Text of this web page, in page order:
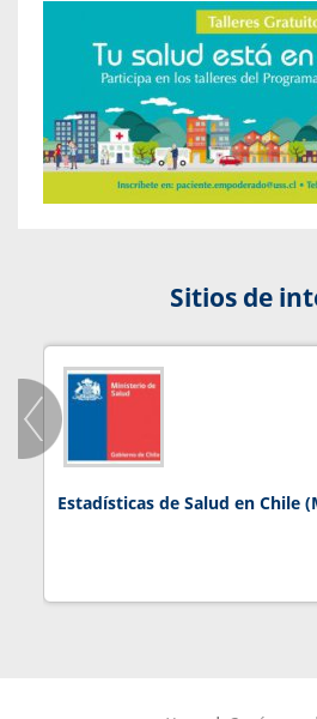
Sitios de
Estadísticas de Salud en Chile